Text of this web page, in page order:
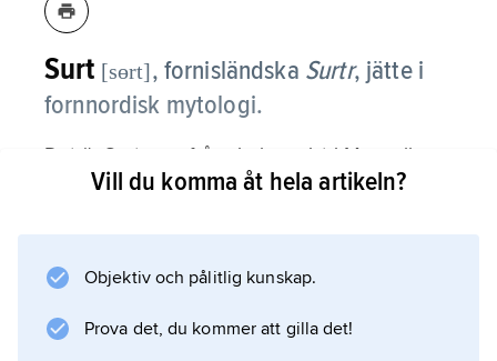
Surt [sɵrt], fornisländska Surtr, jätte i
fornnordisk mytologi.
Det är Surt som från sin hemvist i Muspelhem
kommer ridande till Ragnarök och i kampen
”Völuspá” den sista av fyra naturkatastrofer
Vill du komma åt hela artikeln?
Objektiv och pålitlig kunskap.
Prova det, du kommer att gilla det!